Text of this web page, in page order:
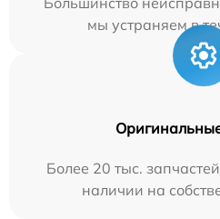
мы устраняем в
Более 20 тыс.
наличии на